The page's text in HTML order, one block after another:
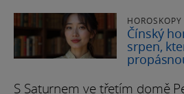
HOROSKOPY
Čínský
srpen,
S Saturnem ve třetím domě